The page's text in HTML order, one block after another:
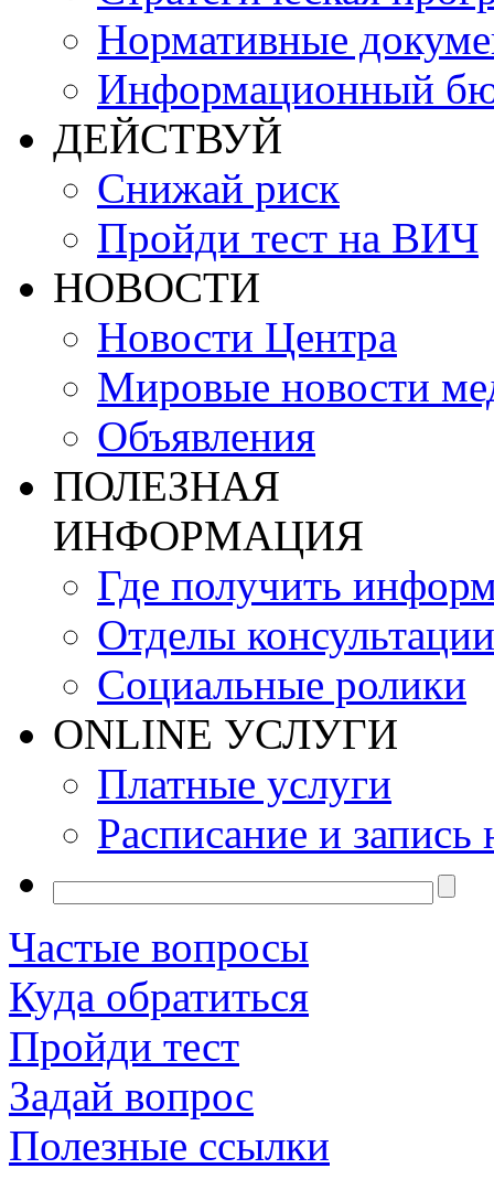
Нормативные
Информационный
ДЕЙСТВУЙ
Снижай риск
Пройди тест на ВИЧ
НОВОСТИ
Новости Центра
Мировые новости
Объявления
ПОЛЕЗНАЯ
ИНФОРМАЦИЯ
Где получить
Отделы консультации
Социальные ролики
ONLINE УСЛУГИ
Платные услуги
Расписание и запись
Частые вопросы
Куда обратиться
Пройди тест
Задай вопрос
Полезные ссылки